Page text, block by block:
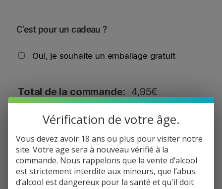
C’est pour un cadeau ?
Oui, je souhaite un emballage gratuit
Total de la commande: 4,95€
n
t
i
t
é
Ajouter au panier
Informations de paiement
Informations de livraison
Politique de réclamation
Vérification de votre âge.
Vous devez avoir 18 ans ou plus pour visiter notre
site. Votre age sera à nouveau vérifié à la
commande. Nous rappelons que la vente d’alcool
est strictement interdite aux mineurs, que l’abus
d’alcool est dangereux pour la santé et qu'il doit